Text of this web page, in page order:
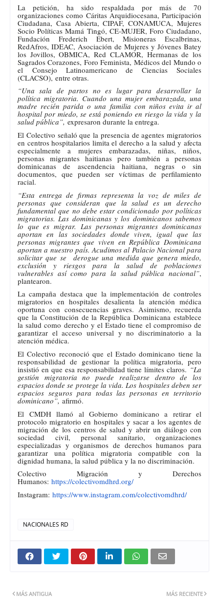
La petición, ha sido respaldada por más de 70
organizaciones como Cáritas Arquidiocesana, Participación
Ciudadana, Casa Abierta, CIPAF, CONAMUCA, Mujeres
Socio Políticas Mamá Tingó, CE-MUJER, Foro Ciudadano,
Fundación Frederich Ebert, Misioneras Escalbrinas,
RedAfros, IDEAC, Asociación de Mujeres y Jóvenes Batey
los Jovillos, OBMICA, Red CLAMOR, Hermanas de los
Sagrados Corazones, Foro Feminista, Médicos del Mundo o
el Consejo Latinoamericano de Ciencias Sociales
(CLACSO), entre otras.
“Una sala de partos no es lugar para desarrollar la
política migratoria. Cuando una mujer embarazada, una
madre recién parida o una familia con niños evita ir al
hospital por miedo, se está poniendo en riesgo la vida y la
salud pública”, expresaron durante la entrega.
El Colectivo señaló que la presencia de agentes migratorios
en centros hospitalarios limita el derecho a la salud y afecta
especialmente a mujeres embarazadas, niñas, niños,
personas migrantes haitianas pero también a personas
dominicanas de ascendencia haitiana, negras o sin
documentos, que pueden ser víctimas de perfilamiento
racial.
“Esta entrega de firmas representa la voz de miles de
personas que consideran que la salud es un derecho
fundamental que no debe estar condicionado por políticas
migratorias. Las dominicanas y los dominicanos sabemos
lo que es migrar. Las personas migrantes dominicanas
aportan en las sociedades donde viven, igual que las
personas migrantes que viven en República Dominicana
aportan a nuestro país. Acudimos al Palacio Nacional para
solicitar que se derogue una medida que genera miedo,
exclusión y riesgos para la salud de poblaciones
vulnerables así como para la salud pública nacional”,
plantearon.
La campaña destaca que la implementación de controles
migratorios en hospitales desalienta la atención médica
oportuna con consecuencias graves. Asimismo, recuerda
que la Constitución de la República Dominicana establece
la salud como derecho y el Estado tiene el compromiso de
garantizar el acceso universal y no discriminatorio a la
atención médica.
El Colectivo reconoció que el Estado dominicano tiene la
responsabilidad de gestionar la política migratoria, pero
insistió en que esa responsabilidad tiene límites claros. “La
gestión migratoria no puede realizarse dentro de los
espacios donde se protege la vida. Los hospitales deben ser
espacios seguros para todas las personas en territorio
dominicano”, afirmó.
El CMDH llamó al Gobierno dominicano a retirar el
protocolo migratorio en hospitales y sacar a los agentes de
migración de los centros de salud y abrir un diálogo con
sociedad civil, personal sanitario, organizaciones
especializadas y organismos de derechos humanos para
garantizar una política migratoria compatible con la
dignidad humana, la salud pública y la no discriminación.
Colectivo Migración y Derechos
Humanos: https://colectivomdhrd.org/
Instagram: https://www.instagram.com/colectivomdhrd/
NACIONALES RD
MÁS RECIENTE
MÁS ANTIGUA